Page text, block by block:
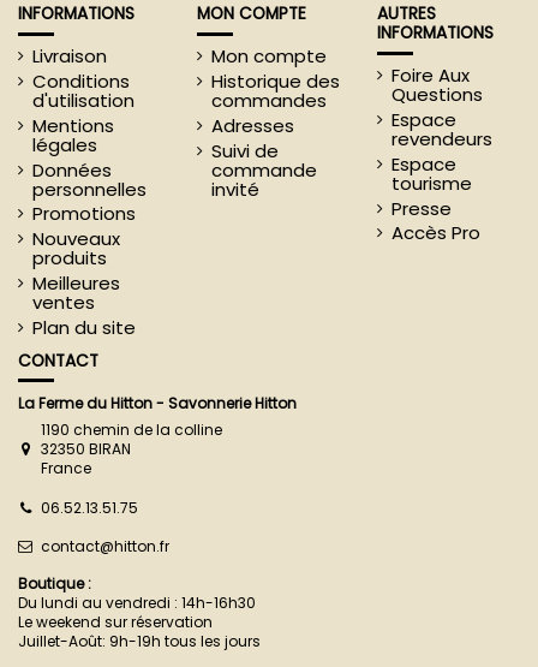
INFORMATIONS
Livraison
Conditions
d'utilisation
Mentions
légales
Données
personnelles
Promotions
Nouveaux
produits
Meilleures
ventes
Plan du site
MON COMPTE
Mon compte
Historique des
commandes
Adresses
Suivi de
commande
invité
AUTRES
INFORMATIONS
Foire Aux
Questions
Espace
revendeurs
Espace
tourisme
Presse
Accès Pro
CONTACT
La Ferme du Hitton - Savonnerie Hitton
1190 chemin de la colline
32350 BIRAN
France
06.52.13.51.75
contact@hitton.fr
Boutique :
Du lundi au vendredi : 14h-16h30
Le weekend sur réservation
Juillet-Août: 9h-19h tous les jours